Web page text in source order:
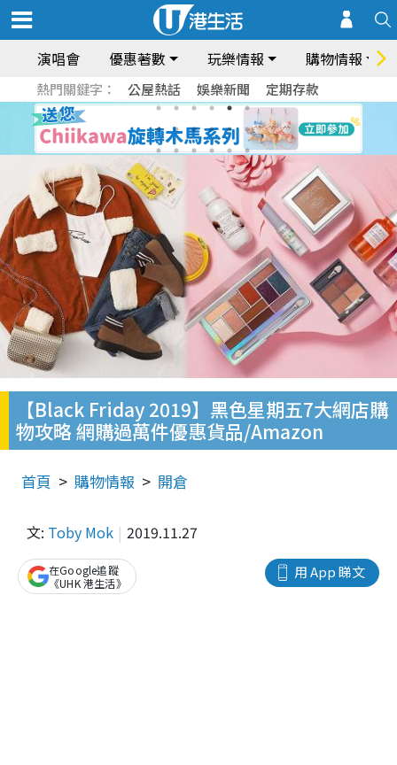
演唱會 優惠著數 玩樂情報 購物情報
熱門關鍵字： 公屋熱話 娛樂新聞 定期存款
【Black Friday 2019】黑色星期五7大網店購
物攻略 網購過萬件優惠貨品/Amazon
首頁 購物情報 開倉
文: Toby Mok 2019.11.27
用 App 睇文
在Google追蹤
《UHK 港生活》